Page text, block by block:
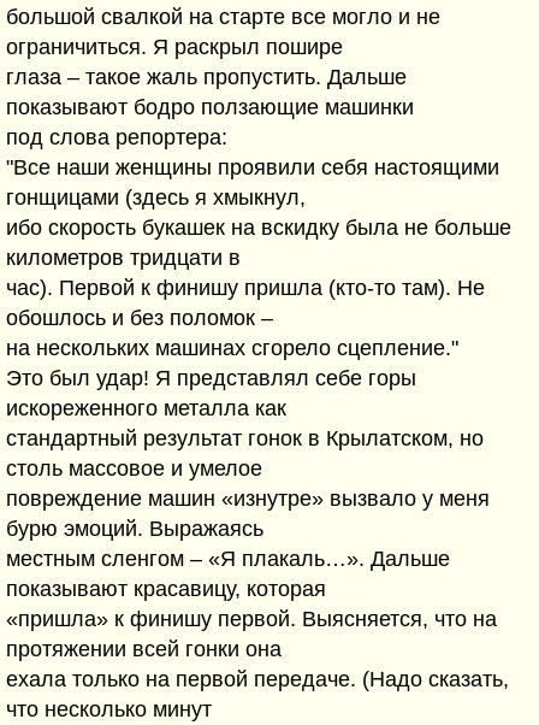
большой свалкой на старте все могло и не
ограничиться. Я раскрыл пошире
глаза – такое жаль пропустить. Дальше
показывают бодро ползающие машинки
под слова репортера:
"Все наши женщины проявили себя настоящими
гонщицами (здесь я хмыкнул,
ибо скорость букашек на вскидку была не больше
километров тридцати в
час). Первой к финишу пришла (кто-то там). Не
обошлось и без поломок –
на нескольких машинах сгорело сцепление."
Это был удар! Я представлял себе горы
искореженного металла как
стандартный результат гонок в Крылатском, но
столь массовое и умелое
повреждение машин «изнутре» вызвало у меня
бурю эмоций. Выражаясь
местным сленгом – «Я плакаль…». Дальше
показывают красавицу, которая
«пришла» к финишу первой. Выясняется, что на
протяжении всей гонки она
ехала только на первой передаче. (Надо сказать,
что несколько минут